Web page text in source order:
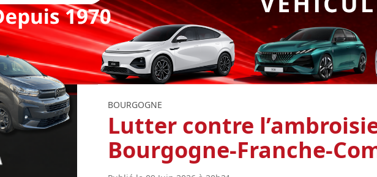
BOURGOGNE
Lutter contre
Bourgogne-Franche-